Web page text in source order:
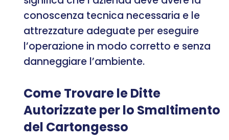
conoscenza tecnica necessaria e le
attrezzature adeguate per eseguire
l’operazione in modo corretto e senza
danneggiare l’ambiente.
Come Trovare le Ditte
Autorizzate per lo Smaltimento
del Cartongesso